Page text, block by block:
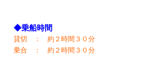
◆乗船時間
貸切 ： 約２時間３０分
乗合 ： 約２時間３０分